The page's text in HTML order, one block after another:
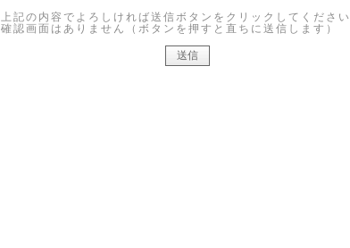
上記の内容でよろしければ送信ボタンをクリックしてください
確認画面はありません（ボタンを押すと直ちに送信します）